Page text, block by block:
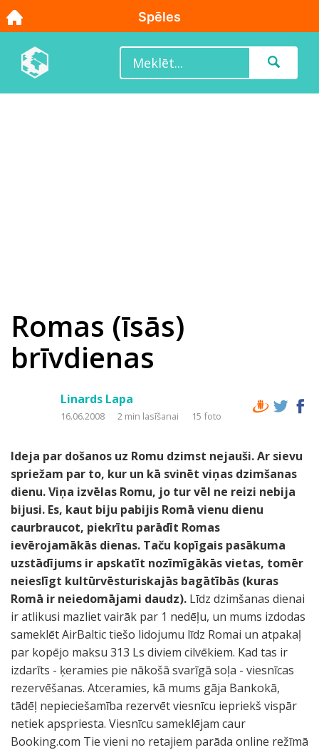
Romas (īsās)
brīvdienas
Linards Lapa
16.06.2008 2 min lasīšanai 15 foto
Ideja par došanos uz Romu dzimst nejauši. Ar sievu
spriežam par to, kur un kā svinēt viņas dzimšanas
dienu. Viņa izvēlas Romu, jo tur vēl ne reizi nebija
bijusi. Es, kaut biju pabijis Romā vienu dienu
caurbraucot, piekrītu parādīt Romas
ievērojamākās dienas. Taču kopīgais pasākuma
uzstādījums ir apskatīt nozīmīgākās vietas, tomēr
neieslīgt kultūrvēsturiskajās bagātībās (kuras
Romā ir neiedomājami daudz). Līdz dzimšanas dienai
ir atlikusi mazliet vairāk par 1 nedēļu, un mums izdodas
sameklēt AirBaltic tiešo lidojumu līdz Romai un atpakaļ
par kopējo maksu 313 Ls diviem cilvēkiem. Kad tas ir
izdarīts - ķeramies pie nākošā svarīgā soļa - viesnīcas
rezervēšanas. Atceramies, kā mums gāja Bankokā,
tādēļ nepieciešamība rezervēt viesnīcu iepriekš vispār
netiek apspriesta. Viesnīcu sameklējam caur
Booking.com Tie vieni no retajiem parāda online režīmā